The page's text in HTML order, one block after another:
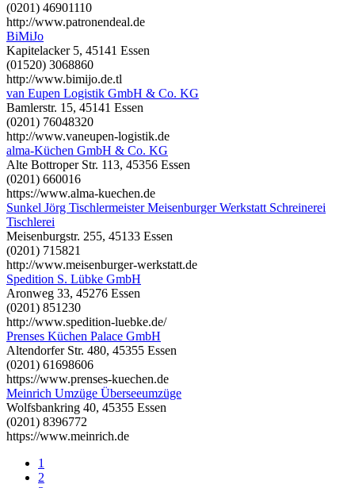
(0201) 46901110
http://www.patronendeal.de
BiMiJo
Kapitelacker 5, 45141 Essen
(01520) 3068860
http://www.bimijo.de.tl
van Eupen Logistik GmbH & Co. KG
Bamlerstr. 15, 45141 Essen
(0201) 76048320
http://www.vaneupen-logistik.de
alma-Küchen GmbH & Co. KG
Alte Bottroper Str. 113, 45356 Essen
(0201) 660016
https://www.alma-kuechen.de
Sunkel Jörg Tischlermeister Meisenburger Werkstatt Schreinerei
Tischlerei
Meisenburgstr. 255, 45133 Essen
(0201) 715821
http://www.meisenburger-werkstatt.de
Spedition S. Lübke GmbH
Aronweg 33, 45276 Essen
(0201) 851230
http://www.spedition-luebke.de/
Prenses Küchen Palace GmbH
Altendorfer Str. 480, 45355 Essen
(0201) 61698606
https://www.prenses-kuechen.de
Meinrich Umzüge Überseeumzüge
Wolfsbankring 40, 45355 Essen
(0201) 8396772
https://www.meinrich.de
1
2